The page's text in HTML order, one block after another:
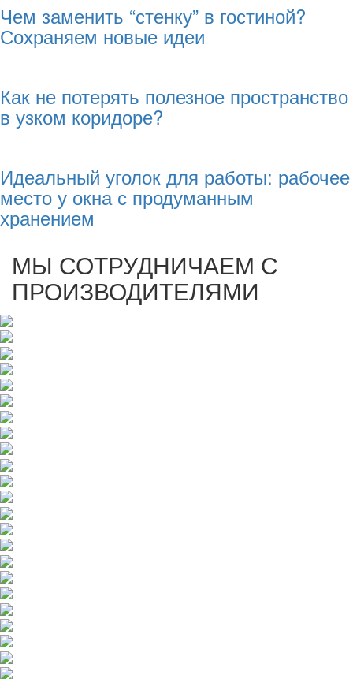
Чем заменить “стенку” в гостиной?
Сохраняем новые идеи
Как не потерять полезное пространство
в узком коридоре?
Идеальный уголок для работы: рабочее
место у окна с продуманным
хранением
МЫ СОТРУДНИЧАЕМ С
ПРОИЗВОДИТЕЛЯМИ